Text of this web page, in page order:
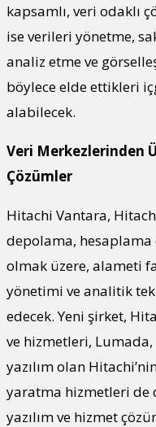
kapsamlı, veri odaklı
ise verileri yönetme,
analiz etme ve
böylece elde ettikleri
alabilecek.
Veri Merkezlerinden
Çözümler
Hitachi Vantara,
depolama,
olmak üzere, alameti
yönetimi ve analitik
edecek. Yeni şirket,
ve hizmetleri,
yazılım olan
yaratma hizmetleri de
yazılım ve hizmet